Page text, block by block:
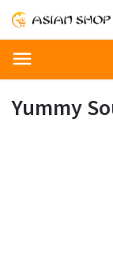
Yummy